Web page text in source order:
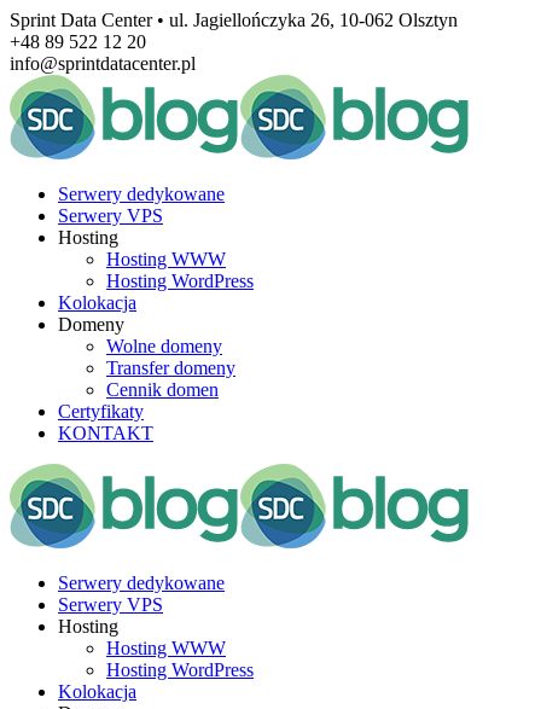
Sprint Data Center • ul. Jagiellończyka 26, 10-062 Olsztyn
+48 89 522 12 20
info@sprintdatacenter.pl
Serwery dedykowane
Serwery VPS
Hosting
Hosting WWW
Hosting WordPress
Kolokacja
Domeny
Wolne domeny
Transfer domeny
Cennik domen
Certyfikaty
KONTAKT
Serwery dedykowane
Serwery VPS
Hosting
Hosting WWW
Hosting WordPress
Kolokacja